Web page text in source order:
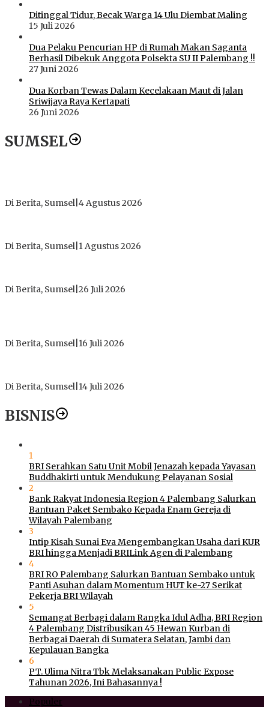
Ditinggal Tidur, Becak Warga 14 Ulu Diembat Maling
15 Juli 2026
Dua Pelaku Pencurian HP di Rumah Makan Saganta
Berhasil Dibekuk Anggota Polsekta SU II Palembang !!
27 Juni 2026
Dua Korban Tewas Dalam Kecelakaan Maut di Jalan
Sriwijaya Raya Kertapati
26 Juni 2026
SUMSEL
Di Berita, Sumsel 4 Agustus 2026
Di Berita, Sumsel 1 Agustus 2026
Di Berita, Sumsel 26 Juli 2026
Di Berita, Sumsel 16 Juli 2026
Di Berita, Sumsel 14 Juli 2026
BISNIS
1
BRI Serahkan Satu Unit Mobil Jenazah kepada Yayasan
Buddhakirti untuk Mendukung Pelayanan Sosial
2
Bank Rakyat Indonesia Region 4 Palembang Salurkan
Bantuan Paket Sembako Kepada Enam Gereja di
Wilayah Palembang
3
Intip Kisah Sunai Eva Mengembangkan Usaha dari KUR
BRI hingga Menjadi BRILink Agen di Palembang
4
BRI RO Palembang Salurkan Bantuan Sembako untuk
Panti Asuhan dalam Momentum HUT ke-27 Serikat
Pekerja BRI Wilayah
5
Semangat Berbagi dalam Rangka Idul Adha, BRI Region
4 Palembang Distribusikan 45 Hewan Kurban di
Berbagai Daerah di Sumatera Selatan, Jambi dan
Kepulauan Bangka
6
PT. Ulima Nitra Tbk Melaksanakan Public Expose
Tahunan 2026, Ini Bahasannya !
Populer